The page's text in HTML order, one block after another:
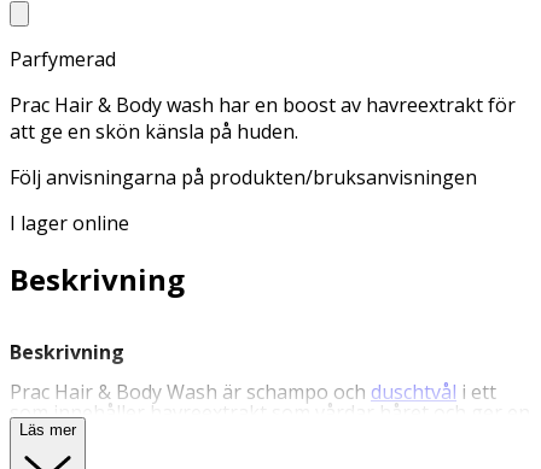
Parfymerad
Prac Hair & Body wash har en boost av havreextrakt för
att ge en skön känsla på huden.
Följ anvisningarna på produkten/bruksanvisningen
I lager online
Beskrivning
Beskrivning
Prac Hair & Body Wash är schampo och duschtvål i ett
som innehåller havreextrakt som vårdar håret och ger en
skön känsla på huden. Vegansk och tillverkad i Sverige.
Följ anvisningarna på produkten/bruksanvisningen.
Läs mer